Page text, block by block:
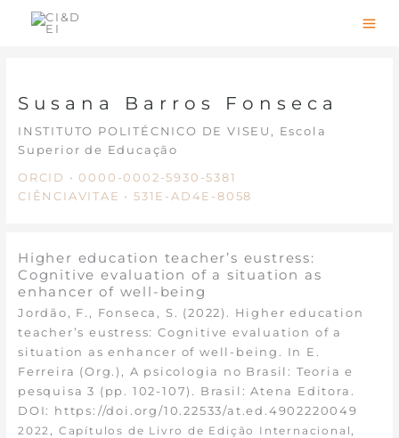
Skip
Susana Barros Fonseca
INSTITUTO POLITÉCNICO DE VISEU, Escola
Superior de Educação
ORCID • 0000-0002-5930-5381
CIÊNCIAVITAE • 531E-AD4E-8058
Higher education teacher’s eustress:
Cognitive evaluation of a situation as
enhancer of well-being
Jordão, F., Fonseca, S. (2022). Higher education
teacher’s eustress: Cognitive evaluation of a
situation as enhancer of well-being. In E.
Ferreira (Org.), A psicologia no Brasil: Teoria e
pesquisa 3 (pp. 102-107). Brasil: Atena Editora.
DOI: https://doi.org/10.22533/at.ed.4902220049
2022 , Capítulos de Livro de Edição Internacional ,